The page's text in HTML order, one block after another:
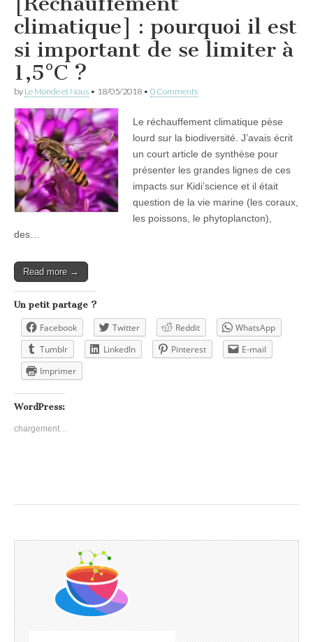
climatique] : pourquoi il est
si important de se limiter à
1,5°C ?
by Le Monde et Nous • 18/05/2018 • 0 Comments
Le réchauffement climatique pèse
lourd sur la biodiversité. J’avais écrit
un court article de synthèse pour
présenter les grandes lignes de ces
impacts sur Kidi’science et il était
question de la vie marine (les coraux,
les poissons, le phytoplancton),
des…
Read more →
Un petit partage ?
Facebook Twitter Reddit
WhatsApp
Tumblr
LinkedIn Pinterest
E-mail
Imprimer
WordPress:
chargement…